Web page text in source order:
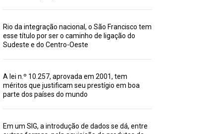
Rio da integração nacional, o São Francisco tem
esse título por ser o caminho de ligação do
Sudeste e do Centro-Oeste
A lei n.º 10.257, aprovada em 2001, tem
méritos que justificam seu prestígio em boa
parte dos países do mundo
Em um SIG, a introdução de dados se dá, entre